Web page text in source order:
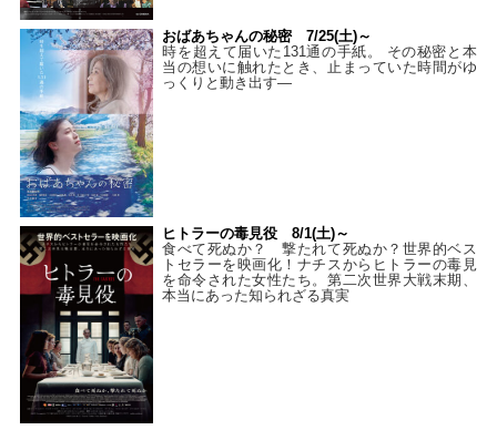
おばあちゃんの秘密 7/25(土)～
時を超えて届いた131通の手紙。 その秘密と本
当の想いに触れたとき、止まっていた時間がゆ
っくりと動き出す―
ヒトラーの毒見役 8/1(土)～
食べて死ぬか？ 撃たれて死ぬか？世界的ベス
トセラーを映画化！ナチスからヒトラーの毒見
を命令された女性たち。第二次世界大戦末期、
本当にあった知られざる真実